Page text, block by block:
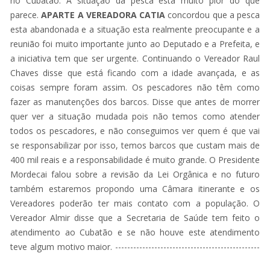
parece.APARTE A VEREADORA CATIA concordou que a pesca
esta abandonada e a situação esta realmente preocupante e a
reunião foi muito importante junto ao Deputado e a Prefeita, e
a iniciativa tem que ser urgente. Continuando o Vereador Raul
Chaves disse que está ficando com a idade avançada, e as
coisas sempre foram assim. Os pescadores não têm como
fazer as manutenções dos barcos. Disse que antes de morrer
quer ver a situação mudada pois não temos como atender
todos os pescadores, e não conseguimos ver quem é que vai
se responsabilizar por isso, temos barcos que custam mais de
400 mil reais e a responsabilidade é muito grande. O Presidente
Mordecai falou sobre a revisão da Lei Orgânica e no futuro
também estaremos propondo uma Câmara itinerante e os
Vereadores poderão ter mais contato com a população. O
Vereador Almir disse que a Secretaria de Saúde tem feito o
atendimento ao Cubatão e se não houve este atendimento
teve algum motivo maior. ------------------------------------------------